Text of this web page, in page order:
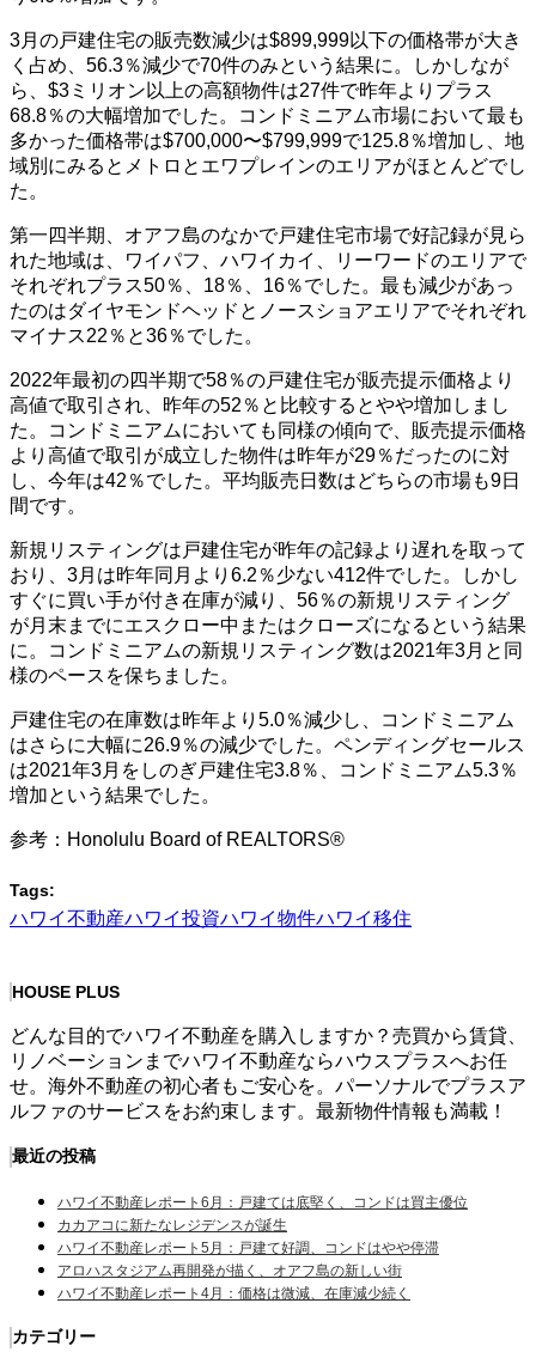
3月の戸建住宅の販売数減少は$899,999以下の価格帯が大き
く占め、56.3％減少で70件のみという結果に。しかしなが
ら、$3ミリオン以上の高額物件は27件で昨年よりプラス
68.8％の大幅増加でした。コンドミニアム市場において最も
多かった価格帯は$700,000〜$799,999で125.8％増加し、地
域別にみるとメトロとエワプレインのエリアがほとんどでし
た。
第一四半期、オアフ島のなかで戸建住宅市場で好記録が見ら
れた地域は、ワイパフ、ハワイカイ、リーワードのエリアで
それぞれプラス50％、18％、16％でした。最も減少があっ
たのはダイヤモンドヘッドとノースショアエリアでそれぞれ
マイナス22％と36％でした。
2022年最初の四半期で58％の戸建住宅が販売提示価格より
高値で取引され、昨年の52％と比較するとやや増加しまし
た。コンドミニアムにおいても同様の傾向で、販売提示価格
より高値で取引が成立した物件は昨年が29％だったのに対
し、今年は42％でした。平均販売日数はどちらの市場も9日
間です。
新規リスティングは戸建住宅が昨年の記録より遅れを取って
おり、3月は昨年同月より6.2％少ない412件でした。しかし
すぐに買い手が付き在庫が減り、56％の新規リスティング
が月末までにエスクロー中またはクローズになるという結果
に。コンドミニアムの新規リスティング数は2021年3月と同
様のペースを保ちました。
戸建住宅の在庫数は昨年より5.0％減少し、コンドミニアム
はさらに大幅に26.9％の減少でした。ペンディングセールス
は2021年3月をしのぎ戸建住宅3.8％、コンドミニアム5.3％
増加という結果でした。
参考：Honolulu Board of REALTORS®
Tags:
ハワイ不動産ハワイ投資ハワイ物件ハワイ移住
HOUSE PLUS
どんな目的でハワイ不動産を購入しますか？売買から賃貸、
リノベーションまでハワイ不動産ならハウスプラスへお任
せ。海外不動産の初心者もご安心を。パーソナルでプラスア
ルファのサービスをお約束します。最新物件情報も満載！
最近の投稿
ハワイ不動産レポート6月：戸建ては底堅く、コンドは買主優位
カカアコに新たなレジデンスが誕生
ハワイ不動産レポート5月：戸建て好調、コンドはやや停滞
アロハスタジアム再開発が描く、オアフ島の新しい街
ハワイ不動産レポート4月：価格は微減、在庫減少続く
カテゴリー